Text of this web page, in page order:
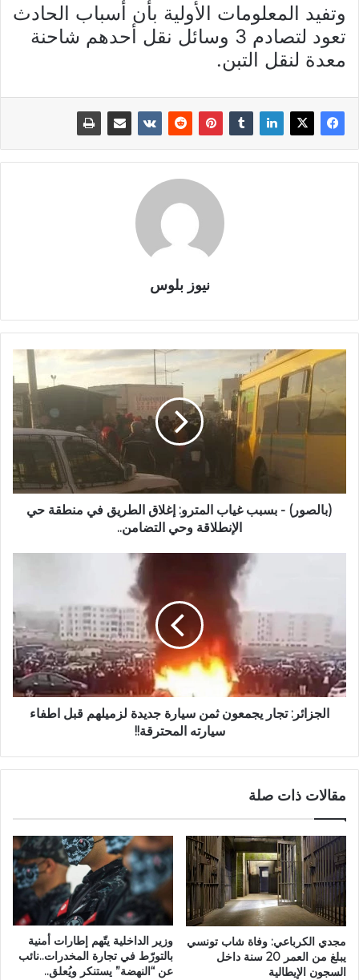
وتفيد المعلومات الأولية بأن أسباب الحادث
تعود لتصادم 3 وسائل نقل أحدهم شاحنة
معدة لنقل التبن.
نيوز بلوس
(بالصور) - بسبب غياب المترو: إغلاق الطريق في منطقة حي
الإنطلاقة وحي التضامن..
الجزائر: تجار يجمعون ثمن سيارة جديدة لزميلهم قبل اطفاء
سيارته المحترقة!!
مقالات ذات صلة
مجدي الكرباعي: وفاة شاب تونسي
يبلغ من العمر 20 سنة داخل
السجون الإيطالية
وزير الداخلية يتّهم إطارات أمنية
بالتورّط في تجارة المخدرات..نائب
عن “النهضة” يستنكر ويُعلق..